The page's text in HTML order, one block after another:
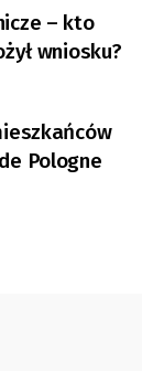
– kto
wniosku?
Pologne